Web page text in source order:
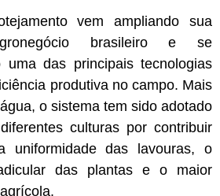
vem ampliando sua
brasileiro e se
uma das principais tecnologias
produtiva no campo. Mais
o sistema tem sido adotado
culturas por contribuir
uniformidade das lavouras, o
das plantas e o maior